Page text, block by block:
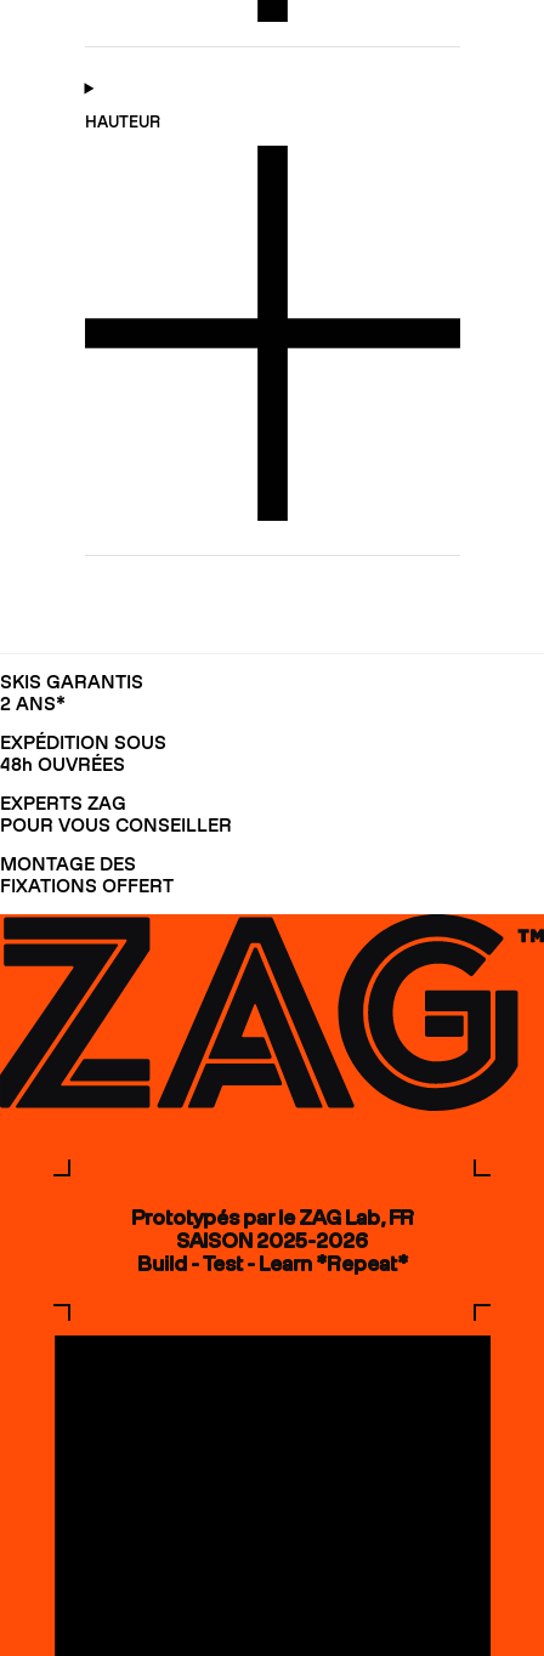
HAUTEUR
SKIS GARANTIS
2 ANS*
EXPÉDITION SOUS
48h OUVRÉES
EXPERTS ZAG
POUR VOUS CONSEILLER
MONTAGE DES
FIXATIONS OFFERT
Prototypés par le ZAG Lab, FR
SAISON 2025-2026
Build - Test - Learn *Repeat*